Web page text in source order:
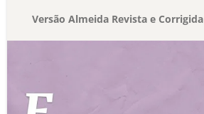
Versão Almeida Revista e Corrigida